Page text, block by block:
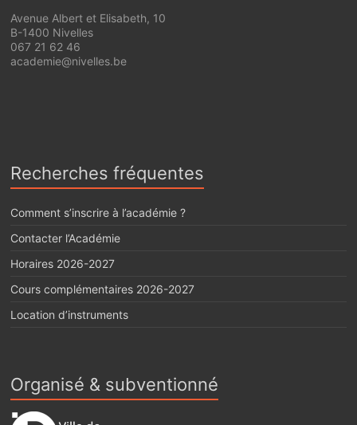
Avenue Albert et Elisabeth, 10
B-1400 Nivelles
067 21 62 46
academie@nivelles.be
Recherches fréquentes
Comment s’inscrire à l’académie ?
Contacter l’Académie
Horaires 2026-2027
Cours complémentaires 2026-2027
Location d’instruments
Organisé & subventionné